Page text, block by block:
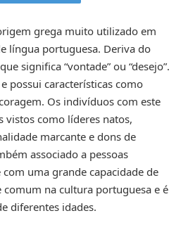
grega muito utilizado em
língua portuguesa. Deriva do
significa “vontade” ou “desejo”.
possui características como
Os indivíduos com este
vistos como líderes natos,
marcante e dons de
associado a pessoas
uma grande capacidade de
comum na cultura portuguesa e é
diferentes idades.